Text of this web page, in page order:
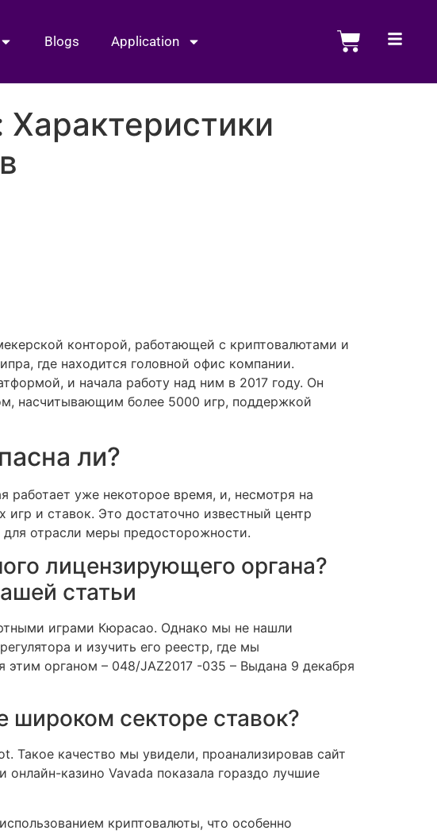
Blogs Application
конторой, работающей с криптовалютами и
где находится головной офис компании.
и начала работу над ним в 2017 году. Он
насчитывающим более 5000 игр, поддержкой
ли?
работает уже некоторое время, и, несмотря на
и ставок. Это достаточно известный центр
отрасли меры предосторожности.
лицензирующего органа?
статьи
играми Кюрасао. Однако мы не нашли
и изучить его реестр, где мы
этим органом – 048/JAZ2017 -035 – Выдана 9 декабря
широком секторе ставок?
Такое качество мы увидели, проанализировав сайт
казино Vavada показала гораздо лучшие
криптовалюты, что особенно